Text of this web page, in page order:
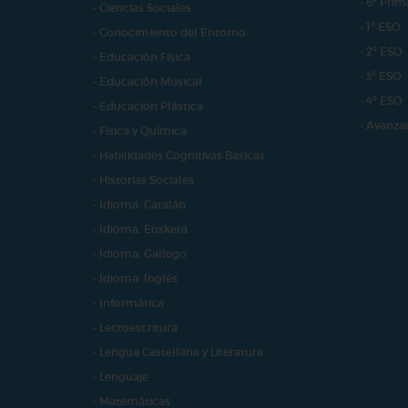
- Ciencias Sociales
- Conocimiento del Entorno
- Educación Física
- Educación Musical
- Educación Plástica
- Física y Química
- Habilidades Cognitivas Básicas
- Historias Sociales
- Idioma: Catalán
- Idioma: Euskera
- Idioma: Gallego
- Idioma: Inglés
- Informática
- Lectoescritura
- Lengua Castellana y Literatura
- Lenguaje
- Matemáticas
- 1º ESO
- 2º ESO
- 3º ESO
- 4º ESO
-